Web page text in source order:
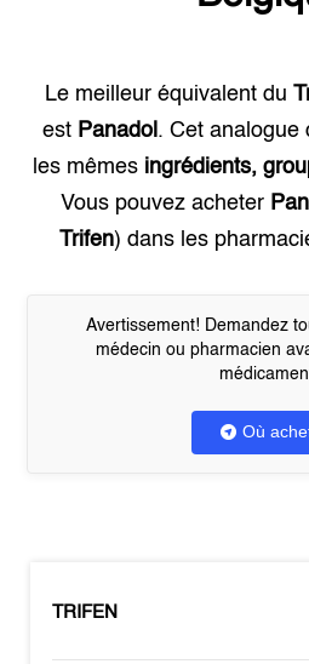
Le meilleur équivalent du
est Panadol . Cet analogue
les mêmes ingrédients,
Vous pouvez acheter
Trifen) dans les
Avertissement! Demandez
médecin ou pharmacien
Où
TRIFEN